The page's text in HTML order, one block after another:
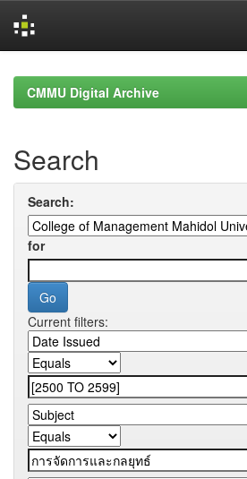
navigationCMMU Digital Archive
Search
Search:
for
Current filters: